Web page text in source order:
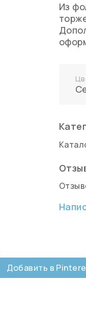
Из
Добавить в